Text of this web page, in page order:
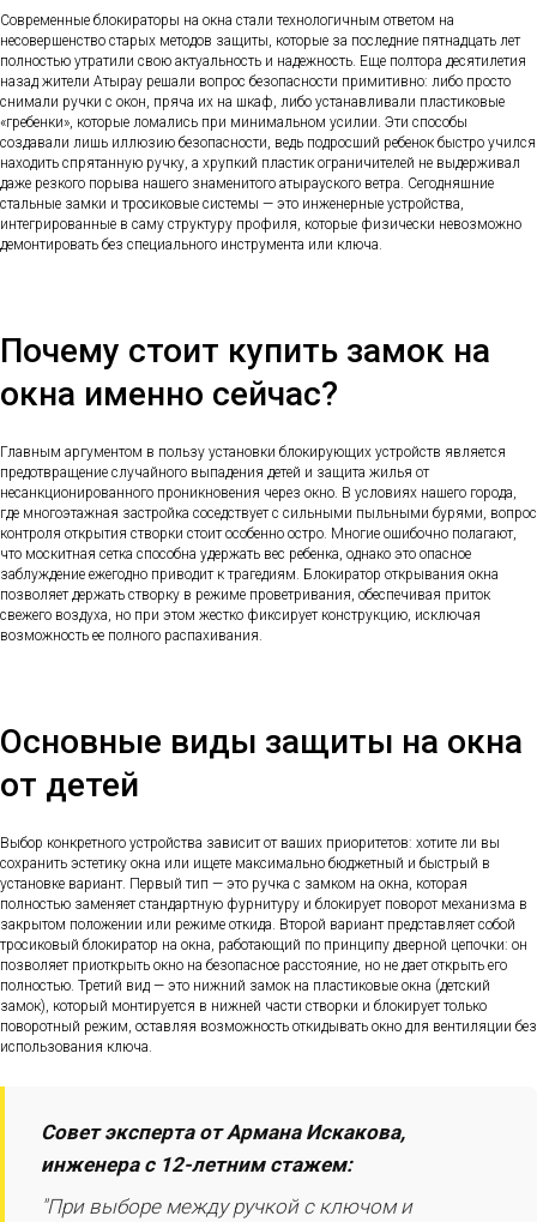
Современные блокираторы на окна стали технологичным ответом на
несовершенство старых методов защиты, которые за последние пятнадцать лет
полностью утратили свою актуальность и надежность. Еще полтора десятилетия
назад жители Атырау решали вопрос безопасности примитивно: либо просто
снимали ручки с окон, пряча их на шкаф, либо устанавливали пластиковые
«гребенки», которые ломались при минимальном усилии. Эти способы
создавали лишь иллюзию безопасности, ведь подросший ребенок быстро учился
находить спрятанную ручку, а хрупкий пластик ограничителей не выдерживал
даже резкого порыва нашего знаменитого атырауского ветра. Сегодняшние
стальные замки и тросиковые системы — это инженерные устройства,
интегрированные в саму структуру профиля, которые физически невозможно
демонтировать без специального инструмента или ключа.
Почему стоит купить замок на
окна именно сейчас?
Главным аргументом в пользу установки блокирующих устройств является
предотвращение случайного выпадения детей и защита жилья от
несанкционированного проникновения через окно. В условиях нашего города,
где многоэтажная застройка соседствует с сильными пыльными бурями, вопрос
контроля открытия створки стоит особенно остро. Многие ошибочно полагают,
что москитная сетка способна удержать вес ребенка, однако это опасное
заблуждение ежегодно приводит к трагедиям. Блокиратор открывания окна
позволяет держать створку в режиме проветривания, обеспечивая приток
свежего воздуха, но при этом жестко фиксирует конструкцию, исключая
возможность ее полного распахивания.
Основные виды защиты на окна
от детей
Выбор конкретного устройства зависит от ваших приоритетов: хотите ли вы
сохранить эстетику окна или ищете максимально бюджетный и быстрый в
установке вариант. Первый тип — это ручка с замком на окна, которая
полностью заменяет стандартную фурнитуру и блокирует поворот механизма в
закрытом положении или режиме откида. Второй вариант представляет собой
тросиковый блокиратор на окна, работающий по принципу дверной цепочки: он
позволяет приоткрыть окно на безопасное расстояние, но не дает открыть его
полностью. Третий вид — это нижний замок на пластиковые окна (детский
замок), который монтируется в нижней части створки и блокирует только
поворотный режим, оставляя возможность откидывать окно для вентиляции без
использования ключа.
Совет эксперта от Армана Искакова,
инженера с 12-летним стажем:
"При выборе между ручкой с ключом и